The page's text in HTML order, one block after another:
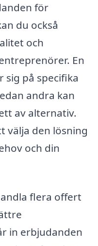
för
du också
och
En
sig på specifika
andra kan
av alternativ.
välja den lösning
och din
flera offert
in erbjudanden